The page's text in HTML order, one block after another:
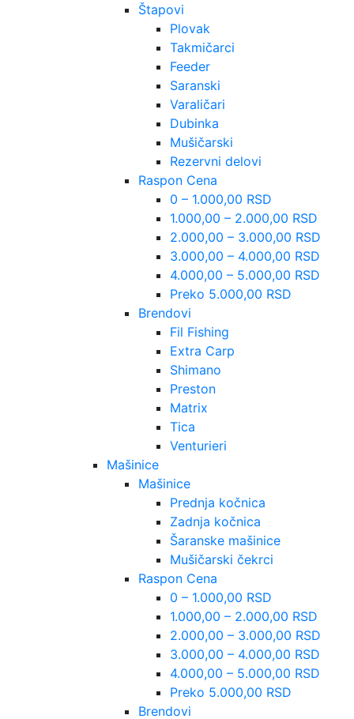
Štapovi
Plovak
Takmičarci
Feeder
Saranski
Varaličari
Dubinka
Mušičarski
Rezervni delovi
Raspon Cena
0 – 1.000,00 RSD
1.000,00 – 2.000,00 RSD
2.000,00 – 3.000,00 RSD
3.000,00 – 4.000,00 RSD
4.000,00 – 5.000,00 RSD
Preko 5.000,00 RSD
Brendovi
Fil Fishing
Extra Carp
Shimano
Preston
Matrix
Tica
Venturieri
Mašinice
Mašinice
Prednja kočnica
Zadnja kočnica
Šaranske mašinice
Mušičarski čekrci
Raspon Cena
0 – 1.000,00 RSD
1.000,00 – 2.000,00 RSD
2.000,00 – 3.000,00 RSD
3.000,00 – 4.000,00 RSD
4.000,00 – 5.000,00 RSD
Preko 5.000,00 RSD
Brendovi